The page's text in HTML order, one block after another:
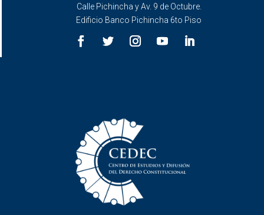
Calle Pichincha y Av. 9 de Octubre.
Edificio Banco Pichincha 6to Piso